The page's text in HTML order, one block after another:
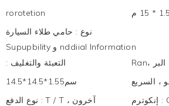
rorotetion
نوع : حامي طلاء السيارة
Supupbility و nddiial Information
التعبئة والتغليف :
سم1.55*14.5*14.5
،
، السريع
: T / T ، آخرون :